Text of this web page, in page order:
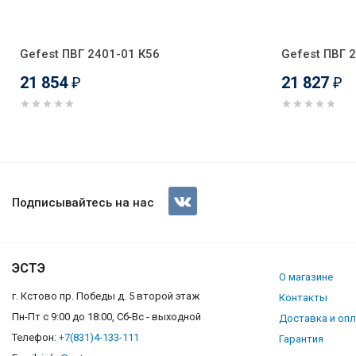
Gefest ПВГ 2401-01 К56
21 854 ₽
Gefest ПВГ
21 827 ₽
Gefest ПВГ 2401-01 В81
Подписывайтесь на нас
ЭСТЭ
г. Кстово пр. Победы д. 5 второй этаж
Пн-Пт с 9:00 до 18:00, Сб-Вс - выходной
Телефон: +7(831)4-133-111
О магазине
Контакты
Доставка и
Гарантия